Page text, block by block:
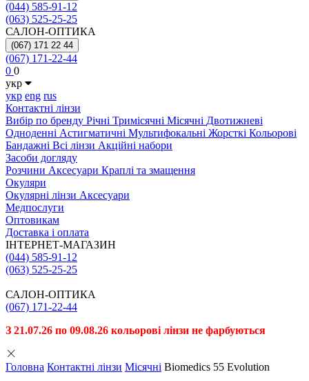
(044) 585-91-12
(063) 525-25-25
САЛОН-ОПТИКА
(067) 171 22 44
(067) 171-22-44
0 0
укр
укр eng rus
Контактні лінзи
Вибiр по бренду Річні Тримісячні Місячні Двотижневі
Одноденні Астигматичні Мультифокальні Жорсткі Кольорові
Бандажні Всі лінзи Акційні набори
Засоби догляду
Розчини Аксесуари Краплі та змащення
Окуляри
Окулярні лінзи Аксесуари
Медпослуги
Оптовикам
Доставка і оплата
ІНТЕРНЕТ-МАГАЗИН
(044) 585-91-12
(063) 525-25-25
САЛОН-ОПТИКА
(067) 171-22-44
З 21.07.26 по 09.08.26 кольорові лінзи не фарбуються
Головна Контактні лінзи Місячні Biomedics 55 Evolution